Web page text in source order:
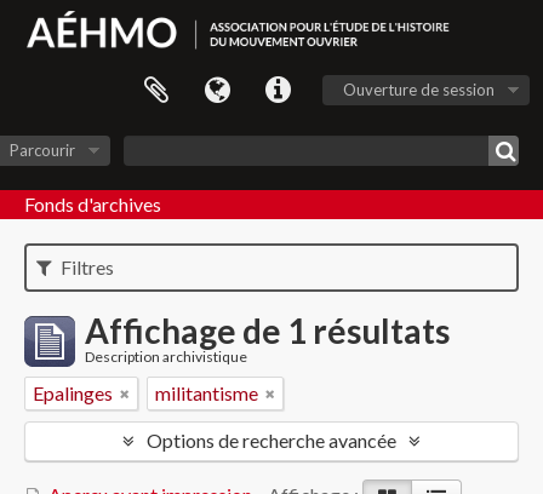
Ouverture de session
Parcourir
Fonds d'archives
Filtres
Affichage de 1 résultats
Description archivistique
Epalinges militantisme
Options de recherche avancée